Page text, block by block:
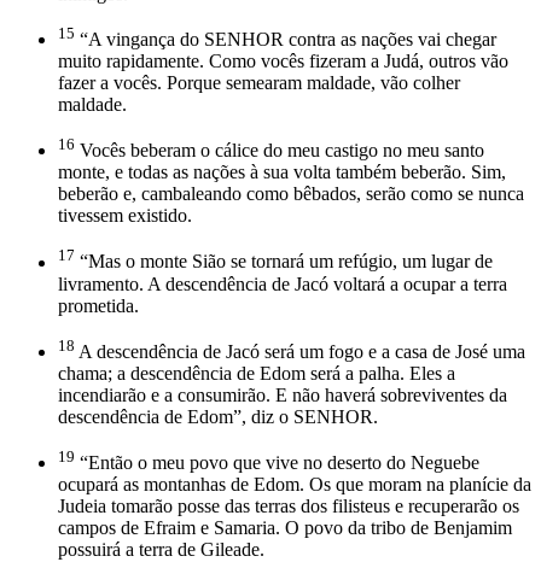
15 “A vingança do SENHOR contra as nações vai chegar
muito rapidamente. Como vocês fizeram a Judá, outros vão
fazer a vocês. Porque semearam maldade, vão colher
maldade.
16 Vocês beberam o cálice do meu castigo no meu santo
monte, e todas as nações à sua volta também beberão. Sim,
beberão e, cambaleando como bêbados, serão como se nunca
tivessem existido.
17 “Mas o monte Sião se tornará um refúgio, um lugar de
livramento. A descendência de Jacó voltará a ocupar a terra
prometida.
18 A descendência de Jacó será um fogo e a casa de José uma
chama; a descendência de Edom será a palha. Eles a
incendiarão e a consumirão. E não haverá sobreviventes da
descendência de Edom”, diz o SENHOR.
19 “Então o meu povo que vive no deserto do Neguebe
ocupará as montanhas de Edom. Os que moram na planície da
Judeia tomarão posse das terras dos filisteus e recuperarão os
campos de Efraim e Samaria. O povo da tribo de Benjamim
possuirá a terra de Gileade.